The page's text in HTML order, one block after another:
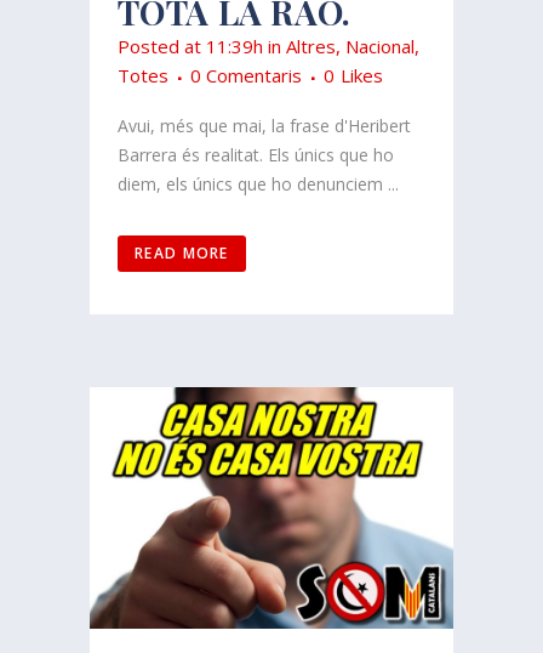
TOTA LA RAÓ.
Posted at 11:39h in Altres, Nacional,
Totes
0 Comentaris 0 Likes
Avui, més que mai, la frase d'Heribert
Barrera és realitat. Els únics que ho
diem, els únics que ho denunciem ...
READ MORE